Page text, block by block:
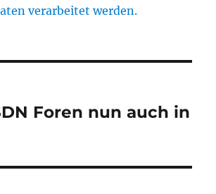
verarbeitet werden.
Foren nun auch in